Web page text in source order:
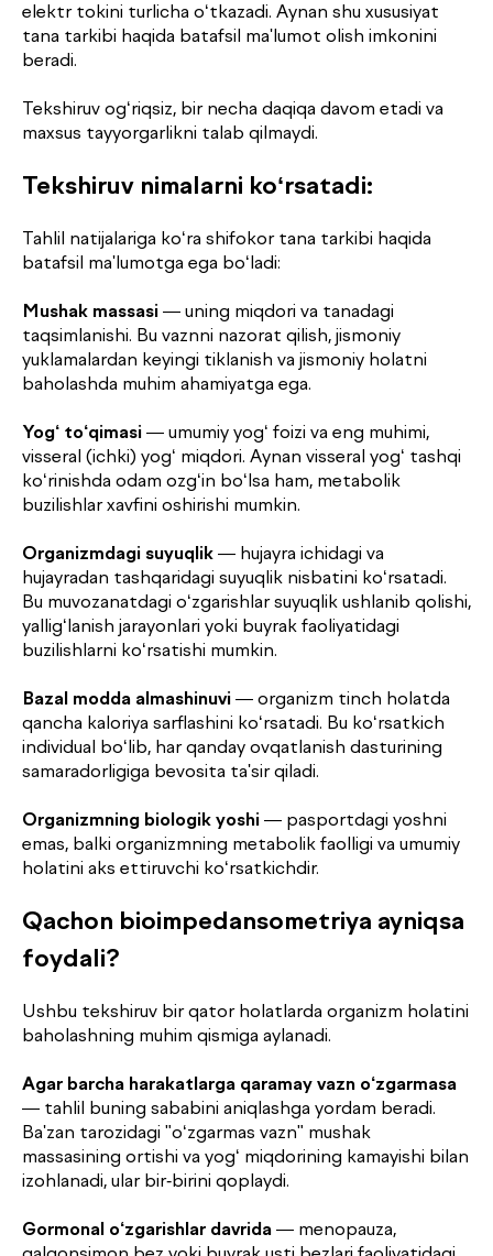
elektr tokini turlicha o‘tkazadi. Aynan shu xususiyat
tana tarkibi haqida batafsil ma'lumot olish imkonini
beradi.
Tekshiruv og‘riqsiz, bir necha daqiqa davom etadi va
maxsus tayyorgarlikni talab qilmaydi.
Tekshiruv nimalarni ko‘rsatadi:
Tahlil natijalariga ko‘ra shifokor tana tarkibi haqida
batafsil ma'lumotga ega bo‘ladi:
Mushak massasi — uning miqdori va tanadagi
taqsimlanishi. Bu vaznni nazorat qilish, jismoniy
yuklamalardan keyingi tiklanish va jismoniy holatni
baholashda muhim ahamiyatga ega.
Yog‘ to‘qimasi — umumiy yog‘ foizi va eng muhimi,
visseral (ichki) yog‘ miqdori. Aynan visseral yog‘ tashqi
ko‘rinishda odam ozg‘in bo‘lsa ham, metabolik
buzilishlar xavfini oshirishi mumkin.
Organizmdagi suyuqlik — hujayra ichidagi va
hujayradan tashqaridagi suyuqlik nisbatini ko‘rsatadi.
Bu muvozanatdagi o‘zgarishlar suyuqlik ushlanib qolishi,
yallig‘lanish jarayonlari yoki buyrak faoliyatidagi
buzilishlarni ko‘rsatishi mumkin.
Bazal modda almashinuvi — organizm tinch holatda
qancha kaloriya sarflashini ko‘rsatadi. Bu ko‘rsatkich
individual bo‘lib, har qanday ovqatlanish dasturining
samaradorligiga bevosita ta'sir qiladi.
Organizmning biologik yoshi — pasportdagi yoshni
emas, balki organizmning metabolik faolligi va umumiy
holatini aks ettiruvchi ko‘rsatkichdir.
Qachon bioimpedansometriya ayniqsa
foydali?
Ushbu tekshiruv bir qator holatlarda organizm holatini
baholashning muhim qismiga aylanadi.
Agar barcha harakatlarga qaramay vazn o‘zgarmasa
— tahlil buning sababini aniqlashga yordam beradi.
Ba'zan tarozidagi "o‘zgarmas vazn" mushak
massasining ortishi va yog‘ miqdorining kamayishi bilan
izohlanadi, ular bir-birini qoplaydi.
Gormonal o‘zgarishlar davrida — menopauza,